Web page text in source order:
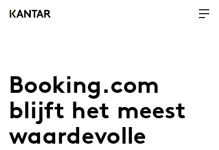
Booking.com
blijft het meest
waardevolle